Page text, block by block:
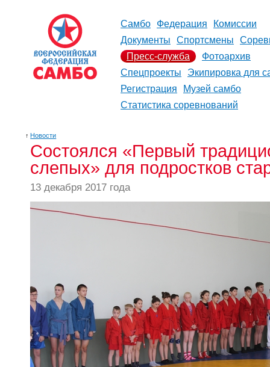
Самбо Федерация
Комиссии
Документы
Спортсмены
Пресс-служба
Фотоархив
Спецпроекты
Экипировка для
Регистрация
Музей самбо
Статистика соревнований
↑ Новости
Состоялся «Первый
слепых» для подростков
13 декабря 2017 года